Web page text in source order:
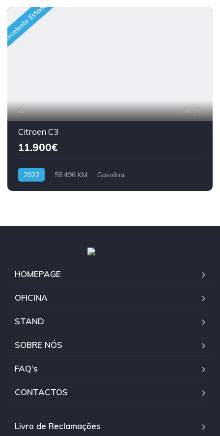
Excelente Estado
31
Citroen C3
11.900€
2022 58.496 KM Gasolina
HOMEPAGE
OFICINA
STAND
SOBRE NÓS
FAQ’s
CONTACTOS
Livro de Reclamações